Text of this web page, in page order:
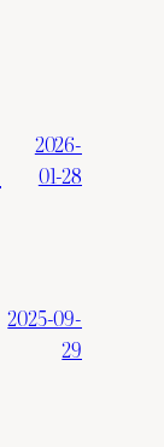
2026-
01-28
2025-09-
29